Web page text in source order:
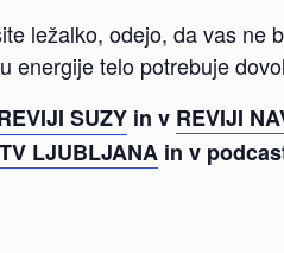
ležalko, odejo, da vas ne
energije telo potrebuje
SUZY in v REVIJI
TV LJUBLJANA in v